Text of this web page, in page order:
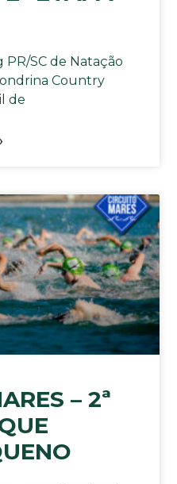
PR/SC de Natação
Country
de
– 2ª